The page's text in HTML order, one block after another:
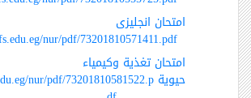
امتحان انجليزى
nur/pdf/73201810571411.pdf
امتحان تغذية وكيمياء
حيوية nur/pdf/73201810581522.p